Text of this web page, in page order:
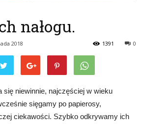
nałogu.
2018 0
1391
się niewinnie, najczęściej w wieku
sięgamy po papierosy,
ciekawości. Szybko odkrywamy ich